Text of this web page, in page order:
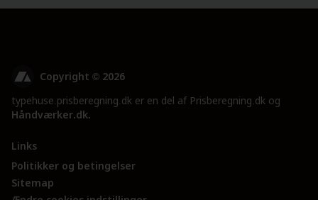
Copyright © 2026
typehuse.prisberegning.dk er en del af Prisberegning.dk og
Håndværker.dk.
Links
Politikker og betingelser
Sitemap